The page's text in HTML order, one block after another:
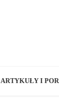
ARTYKUŁY I